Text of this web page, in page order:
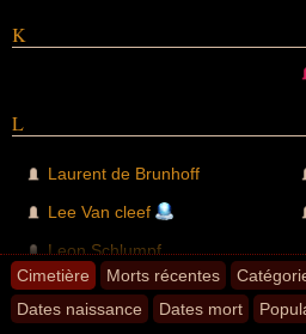
Cimetière Morts récentes
Dates naissance
Dates mort
K
L
Laurent de Brunhoff
Lee Van cleef
Leon Schlumpf
M